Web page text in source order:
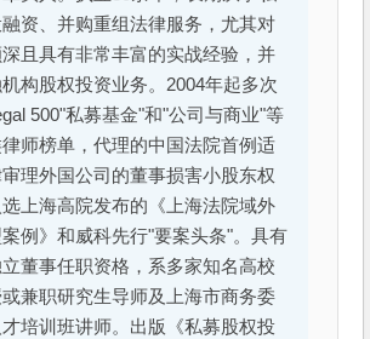
资、并购重组法律服务，尤其对
且具有非常丰富的实战经验，并
构股权投资业务。2004年起多次
500"私募基金"和"公司与商业"等
师榜单，代理的中国法院首例适
理外国公司的董事损害小股东权
上海高院发布的《上海法院域外
例》和威科先行"要案头条"。具有
立董事任职资格，系多家知名高校
兼职研究生导师及上海市商务委
培训班讲师。出版《私募股权投